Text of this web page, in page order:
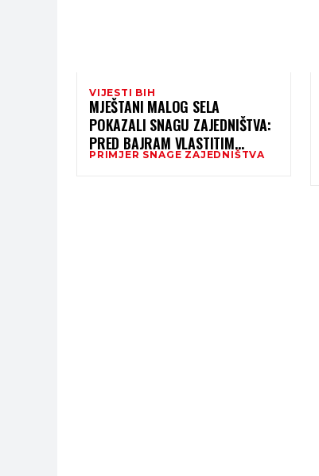
VIJESTI BIH
MJEŠTANI MALOG SELA
POKAZALI SNAGU ZAJEDNIŠTVA:
PRED BAJRAM VLASTITIM
SREDSTVIMA ULJEPŠALI SELO I
PRIMJER SNAGE ZAJEDNIŠTVA